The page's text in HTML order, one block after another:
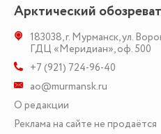
Арктический
183038,г. Мурманск,ул.
ГДЦ «Меридиан», оф. 500
+7 (921) 724-96-40
ao@murmansk.ru
О редакции
Реклама на сайте не продаётся